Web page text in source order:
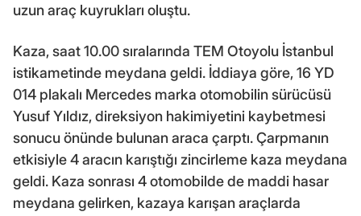
uzun araç kuyrukları oluştu.
Kaza, saat 10.00 sıralarında TEM Otoyolu İstanbul
istikametinde meydana geldi. İddiaya göre, 16 YD
014 plakalı Mercedes marka otomobilin sürücüsü
Yusuf Yıldız, direksiyon hakimiyetini kaybetmesi
sonucu önünde bulunan araca çarptı. Çarpmanın
etkisiyle 4 aracın karıştığı zincirleme kaza meydana
geldi. Kaza sonrası 4 otomobilde de maddi hasar
meydana gelirken, kazaya karışan araçlarda